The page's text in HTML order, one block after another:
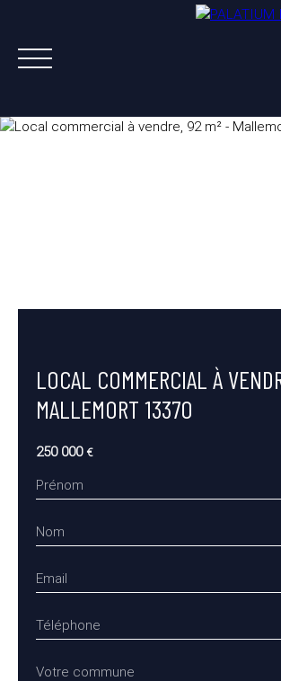
LOCAL COMMERCIAL À
MALLEMORT 13370
250 000 €
Prénom
Nom
Email
Téléphone
Votre commune